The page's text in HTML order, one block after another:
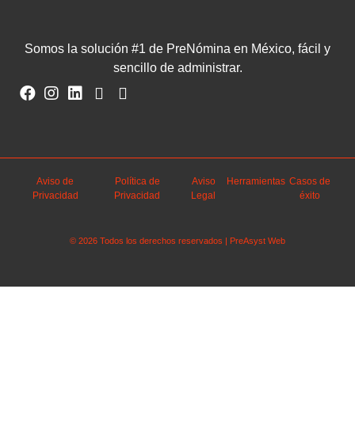
Somos la solución #1 de PreNómina en México, fácil y
sencillo de administrar.
Aviso de
Privacidad
Política de
Privacidad
Aviso
Legal
Herramientas Casos de
éxito
© 2026 Todos los derechos reservados | PreAsyst Web